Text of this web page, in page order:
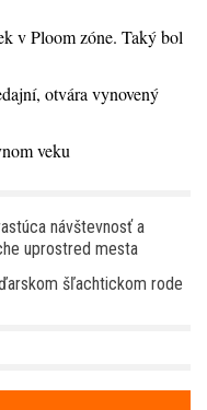
v Ploom zóne. Taký bol
otvára vynovený
veku
návštevnosť a
uprostred mesta
šľachtickom rode